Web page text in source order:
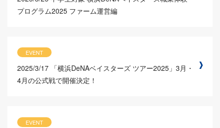
プログラム2025 ファーム運営編
EVENT
2025/3/17 「横浜DeNAベイスターズ ツアー2025」3月・
4月の公式戦で開催決定！
EVENT